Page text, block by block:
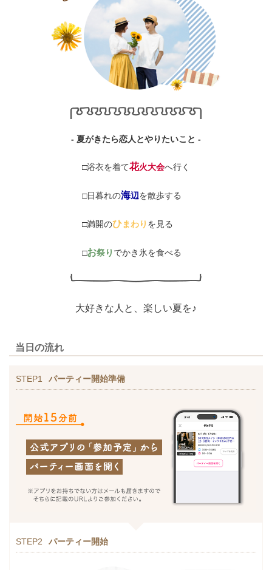
- 夏がきたら恋人とやりたいこと -
□浴衣を着て花火大会へ行く
□日暮れの海辺を散歩する
□満開のひまわり を見る
□お祭り でかき氷を食べる
大好きな人と、楽しい夏を♪
当日の流れ
STEP1 パーティー開始準備
STEP2 パーティー開始